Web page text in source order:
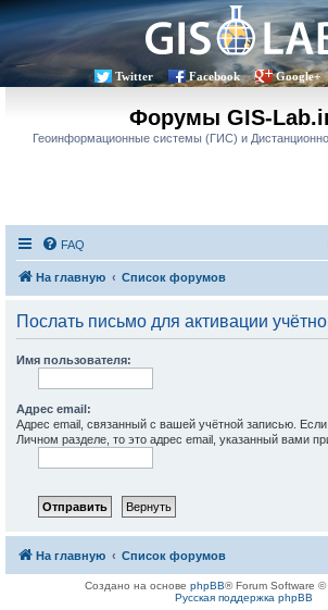
Twitter Facebook Google+
Форумы GIS-
Геоинформационные системы (ГИС) и
FAQ
На главную Список форумов
Послать письмо для активации
Имя пользователя:
Адрес email:
Адрес email, связанный с вашей учётной записью.
Личном разделе, то это адрес email, указанный вами
На главную Список форумов
Создано на основе phpBB® Forum Software ©
Русская поддержка phpBB